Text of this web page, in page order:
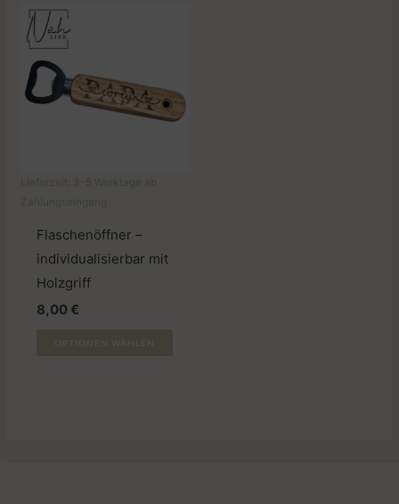
Flaschenöffner –
individualisierbar mit
Holzgriff
8,00 €